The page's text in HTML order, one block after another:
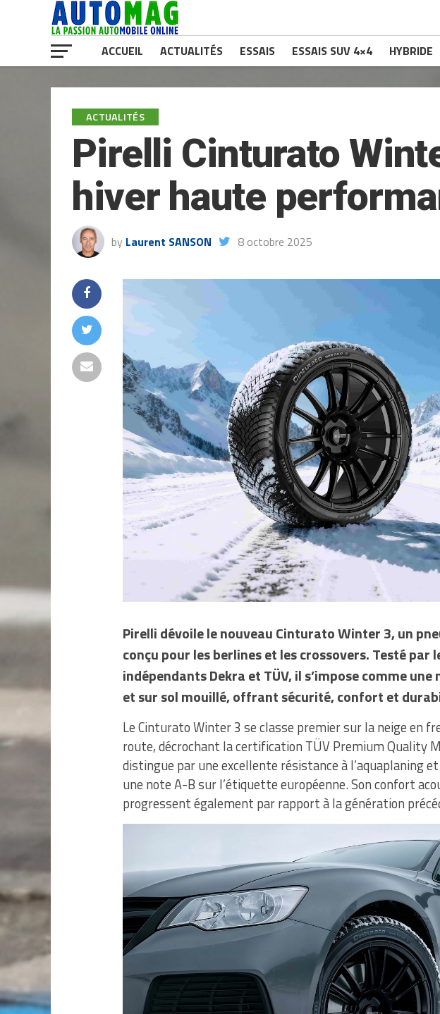
ACCUEIL ACTUALITÉS ESSAIS ESSAIS SUV 4×4 HYBRIDE
ACTUALITÉS
Pirelli Cinturato
hiver haute
by Laurent SANSON 8 octobre 2025
Pirelli dévoile le nouveau Cinturato Winter 3, un
conçu pour les berlines et les crossovers. Testé par
indépendants Dekra et TÜV, il s’impose comme
et sur sol mouillé, offrant sécurité, confort et
Le Cinturato Winter 3 se classe premier sur la neige en
route, décrochant la certification TÜV Premium Quality
distingue par une excellente résistance à l’aquaplaning
une note A-B sur l’étiquette européenne. Son confort
progressent également par rapport à la génération